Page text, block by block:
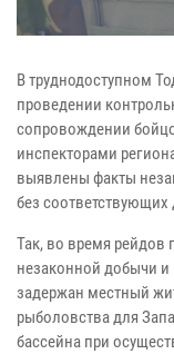
В труднодоступном
проведении
сопровождении
инспекторами
выявлены факты
без соответствующих
Так, во время
незаконной добычи
задержан местный
рыболовства для
бассейна при